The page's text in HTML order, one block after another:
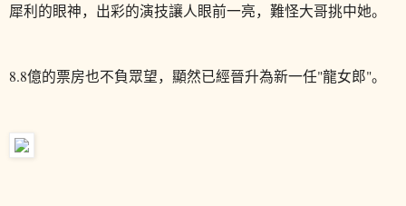
犀利的眼神，出彩的演技讓人眼前一亮， 難怪大哥挑中她。
8.8億的票房也不負眾望，顯然已經晉升為新一任"龍女郎"。